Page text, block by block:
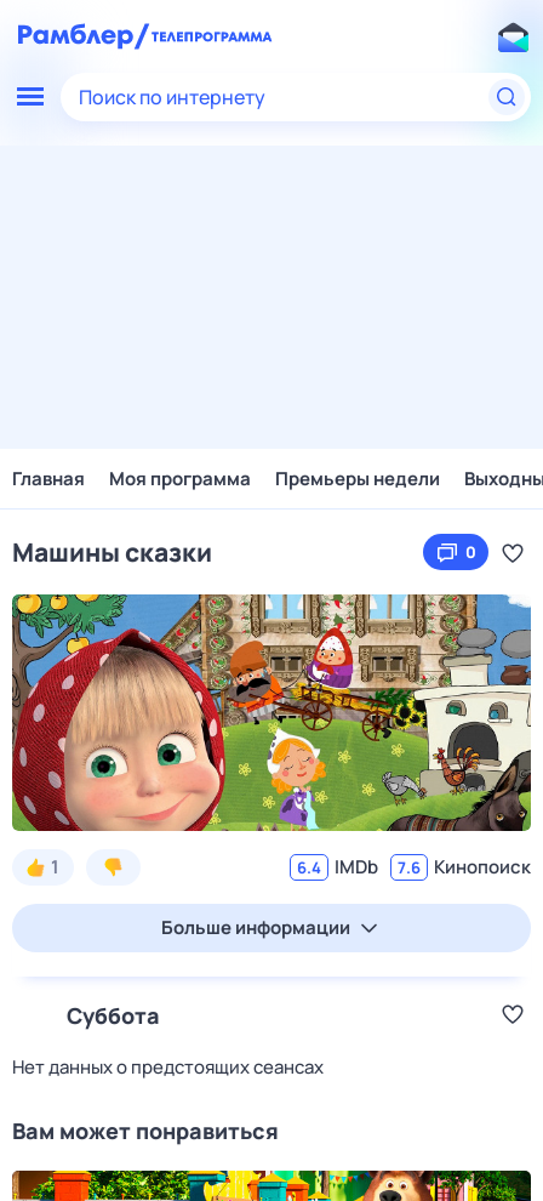
Поиск по интернету
Главная Моя программа Премьеры недели
Машины сказки 0
1 6.4 IMDb 7.6 Кинопоиск
Больше информации
Суббота
Нет данных о предстоящих сеансах
Вам может понравиться